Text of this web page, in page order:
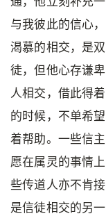
与我彼此的信心
渴慕的相交，是
徒，但他心存谦
人相交，借此得
的时候，不单希
着帮助。一些信
愿在属灵的事情
些传道人亦不肯
是信徒相交的另一